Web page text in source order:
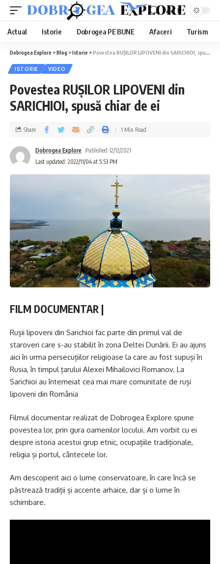
Aa
Actual Istorie Dobrogea PE BUNE Afaceri Turism
Dobrogea Explore >Blog >Istorie >Povestea RUȘILOR LIPOVENI din SARICHIOI, spusă chiar de ei
ISTORIE VIDEO
Povestea RUȘILOR LIPOVENI din
SARICHIOI, spusă chiar de ei
Last updated: 2022/11/04 at 5:53 PM
Dobrogea Explore Published 12/12/2021
Share 1 Min Read
FILM DOCUMENTAR |
Rușii lipoveni din Sarichioi fac parte din primul val de
staroveri care s-au stabilit în zona Deltei Dunării. Ei au ajuns
aici în urma persecuțiilor religioase la care au fost supuși în
Rusia, în timpul țarului Alexei Mihailovici Romanov. La
Sarichioi au întemeiat cea mai mare comunitate de ruși
lipoveni din România
Filmul documentar realizat de Dobrogea Explore spune
povestea lor, prin gura oamenilor locului. Am vorbit cu ei
despre istoria acestui grup etnic, ocupațiile tradiționale,
religia și portul, cântecele lor.
Am descoperit aici o lume conservatoare, în care încă se
păstrează tradiții și accente arhaice, dar și o lume în
schimbare.